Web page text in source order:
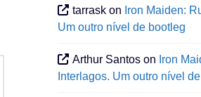
tarrask on Iron Maiden:
Um outro nível de bootleg
Arthur Santos on Iron
Interlagos. Um outro nível